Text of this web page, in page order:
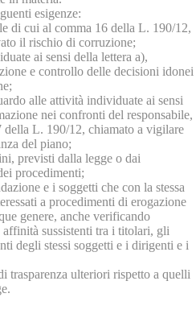
esigenze:
di cui al comma 16 della L. 190/12,
il rischio di corruzione;
ai sensi della lettera a),
e controllo delle decisioni idonei
alle attività individuate ai sensi
nei confronti del responsabile,
della L. 190/12, chiamato a vigilare
del piano;
previsti dalla legge o dai
procedimenti;
e i soggetti che con la stessa
a procedimenti di erogazione
genere, anche verificando
sussistenti tra i titolari, gli
degli stessi soggetti e i dirigenti e i
ulteriori rispetto a quelli